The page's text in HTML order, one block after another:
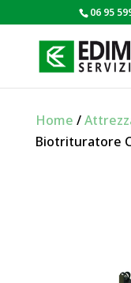
06 95
Home /
Biotrituratore